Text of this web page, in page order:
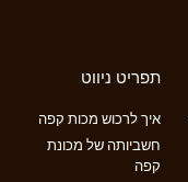
תפריט ניווט
איך לרכוש מכות קפה
חשביותה של מכונת
קפה